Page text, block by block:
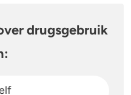
drugsgebruik